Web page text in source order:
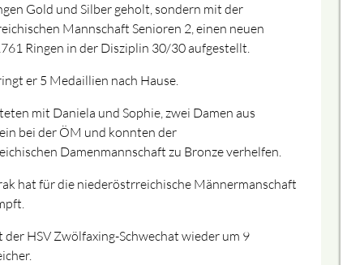
Gold und Silber geholt, sondern mit der
Mannschaft Senioren 2, einen neuen
Ringen in der Disziplin 30/30 aufgestellt.
er 5 Medaillien nach Hause.
mit Daniela und Sophie, zwei Damen aus
bei der ÖM und konnten der
Damenmannschaft zu Bronze verhelfen.
hat für die niederöstrreichische Männermanschaft
der HSV Zwölfaxing-Schwechat wieder um 9